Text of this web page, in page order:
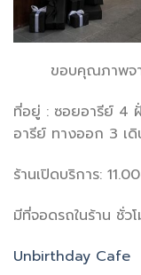
ขอบคุณภาพจ
ที่อยู่ : ซอยอารีย์ 4
อารีย์ ทางออก 3 เ
ร้านเปิดบริการ:
มีที่จอดรถในร้าน ชั่ว
Unbirthday Cafe